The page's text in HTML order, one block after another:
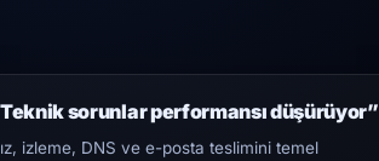
sorunlar performansı düşürüyor”
izleme, DNS ve e-posta teslimini temel